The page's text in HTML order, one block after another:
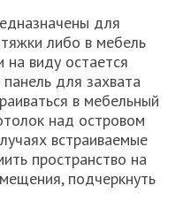
для
либо в мебель
на виду остается
для захвата
в мебельный
над островом
встраиваемые
пространство на
подчеркнуть